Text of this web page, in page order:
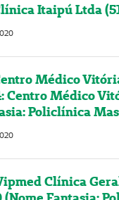
Itaipú Ltda
Médico
Centro Médico
Policlínica
Clínica